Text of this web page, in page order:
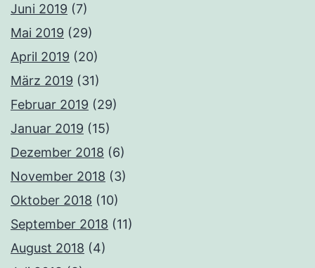
Juni 2019 (7)
Mai 2019 (29)
April 2019 (20)
März 2019 (31)
Februar 2019 (29)
Januar 2019 (15)
Dezember 2018 (6)
November 2018 (3)
Oktober 2018 (10)
September 2018 (11)
August 2018 (4)